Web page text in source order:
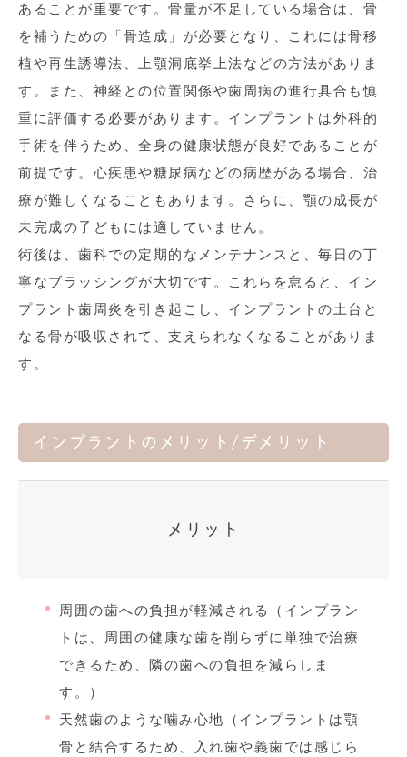
あることが重要です。骨量が不足している場合は、骨
を補うための「骨造成」が必要となり、これには骨移
植や再生誘導法、上顎洞底挙上法などの方法がありま
す。また、神経との位置関係や歯周病の進行具合も慎
重に評価する必要があります。インプラントは外科的
手術を伴うため、全身の健康状態が良好であることが
前提です。心疾患や糖尿病などの病歴がある場合、治
療が難しくなることもあります。さらに、顎の成長が
未完成の子どもには適していません。
術後は、歯科での定期的なメンテナンスと、毎日の丁
寧なブラッシングが大切です。これらを怠ると、イン
プラント歯周炎を引き起こし、インプラントの土台と
なる骨が吸収されて、支えられなくなることがありま
す。
インプラントのメリット / デメリット
メリット
周囲の歯への負担が軽減される（インプラン
トは、周囲の健康な歯を削らずに単独で治療
できるため、隣の歯への負担を減らしま
す。）
天然歯のような噛み心地（インプラントは顎
骨と結合するため、入れ歯や義歯では感じら